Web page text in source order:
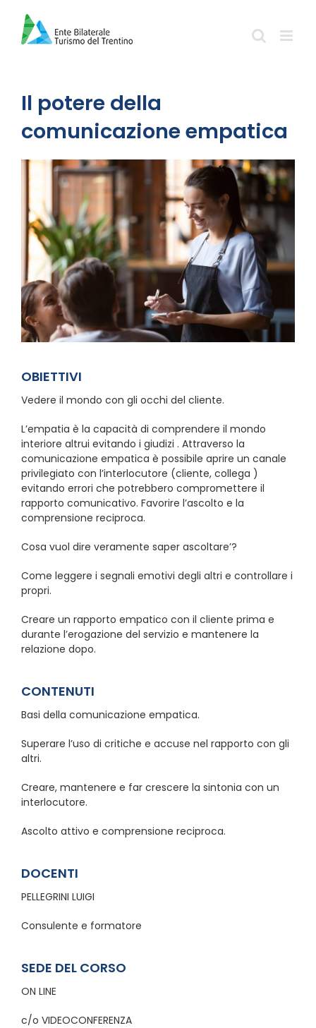
contenuto
Il potere della
comunicazione empatica
OBIETTIVI
Vedere il mondo con gli occhi del cliente.
L’empatia è la capacità di comprendere il mondo
interiore altrui evitando i giudizi . Attraverso la
comunicazione empatica è possibile aprire un canale
privilegiato con l’interlocutore (cliente, collega )
evitando errori che potrebbero compromettere il
rapporto comunicativo. Favorire l’ascolto e la
comprensione reciproca.
Cosa vuol dire veramente saper ascoltare’?
Come leggere i segnali emotivi degli altri e controllare i
propri.
Creare un rapporto empatico con il cliente prima e
durante l’erogazione del servizio e mantenere la
relazione dopo.
CONTENUTI
Basi della comunicazione empatica.
Superare l’uso di critiche e accuse nel rapporto con gli
altri.
Creare, mantenere e far crescere la sintonia con un
interlocutore.
Ascolto attivo e comprensione reciproca.
DOCENTI
PELLEGRINI LUIGI
Consulente e formatore
SEDE DEL CORSO
ON LINE
c/o VIDEOCONFERENZA